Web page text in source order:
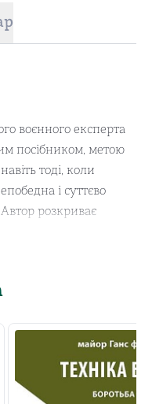
воєнного експерта
посібником, метою
тоді, коли
і суттєво
розкриває
принципом є
регулярній війні,
принципи
формацій малої
методи протидії